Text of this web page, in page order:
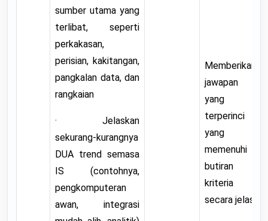
sumber utama yang
terlibat, seperti
perkakasan,
perisian, kakitangan,
pangkalan data, dan
rangkaian
· Jelaskan
sekurang-kurangnya
DUA trend semasa
IS (contohnya,
pengkomputeran
awan, integrasi
Memberikan
jawapan
yang
terperinci
yang
memenuhi
butiran
kriteria
secara jelas.